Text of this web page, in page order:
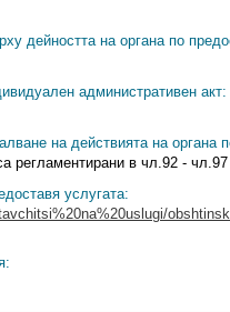
дейността на органа по
административен акт:
на действията на органа
регламентирани в чл.92 -
услугата: